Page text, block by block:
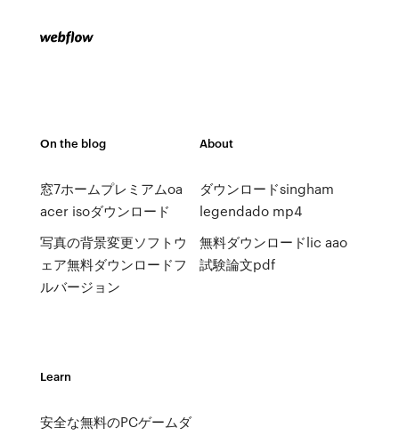
On the blog
窓7ホームプレミアムoa
acer isoダウンロード
写真の背景変更ソフトウ
ェア無料ダウンロードフ
ルバージョン
About
ダウンロードsingham
legendado mp4
無料ダウンロードlic aao
試験論文pdf
Learn
安全な無料のPCゲームダ